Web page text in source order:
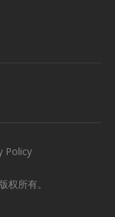
所有。
Policy